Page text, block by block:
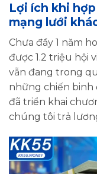
Lợi ích khi
mạng lưới
Chưa đầy 1 năm
được 1.2 triệu hội
vẫn đang trong
những chiến binh
đã triển khai
chúng tôi trả